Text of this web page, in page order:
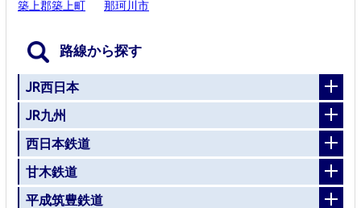
築上郡築上町 那珂川市
路線から探す
JR西日本
JR九州
西日本鉄道
甘木鉄道
平成筑豊鉄道